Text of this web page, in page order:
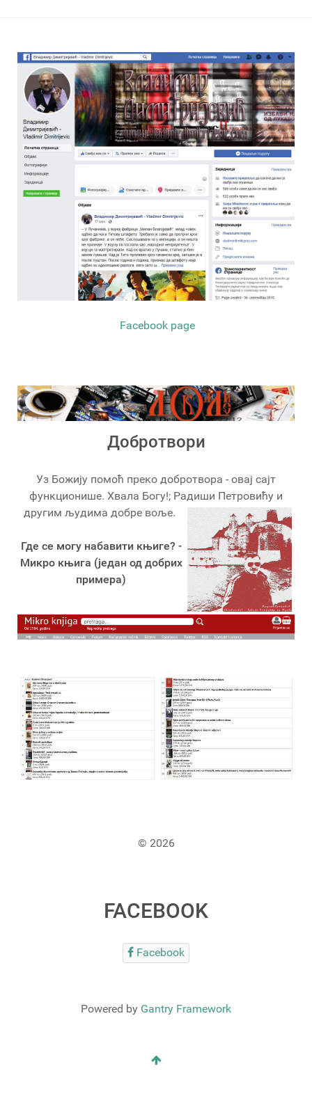
Facebook page
Добротвори
Уз Божију помоћ преко добротвора - овај сајт
функционише. Хвала Богу!; Радиши Петровићу и
другим људима добре воље.
Где се могу набавити књиге? -
Микро књига (један од добрих
примера)
© 2026
FACEBOOK
Facebook
Powered by Gantry Framework